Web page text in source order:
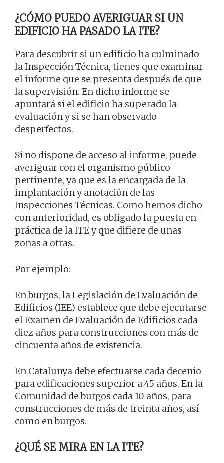
¿CÓMO PUEDO AVERIGUAR SI UN
EDIFICIO HA PASADO LA ITE?
Para descubrir si un edificio ha culminado
la Inspección Técnica, tienes que examinar
el informe que se presenta después de que
la supervisión. En dicho informe se
apuntará si el edificio ha superado la
evaluación y si se han observado
desperfectos.
Si no dispone de acceso al informe, puede
averiguar con el organismo público
pertinente, ya que es la encargada de la
implantación y anotación de las
Inspecciones Técnicas. Como hemos dicho
con anterioridad, es obligado la puesta en
práctica de la ITE y que difiere de unas
zonas a otras.
Por ejemplo:
En burgos, la Legislación de Evaluación de
Edificios (IEE) establece que debe ejecutarse
el Examen de Evaluación de Edificios cada
diez años para construcciones con más de
cincuenta años de existencia.
En Catalunya debe efectuarse cada decenio
para edificaciones superior a 45 años. En la
Comunidad de burgos cada 10 años, para
construcciones de más de treinta años, así
como en burgos.
¿QUÉ SE MIRA EN LA ITE?